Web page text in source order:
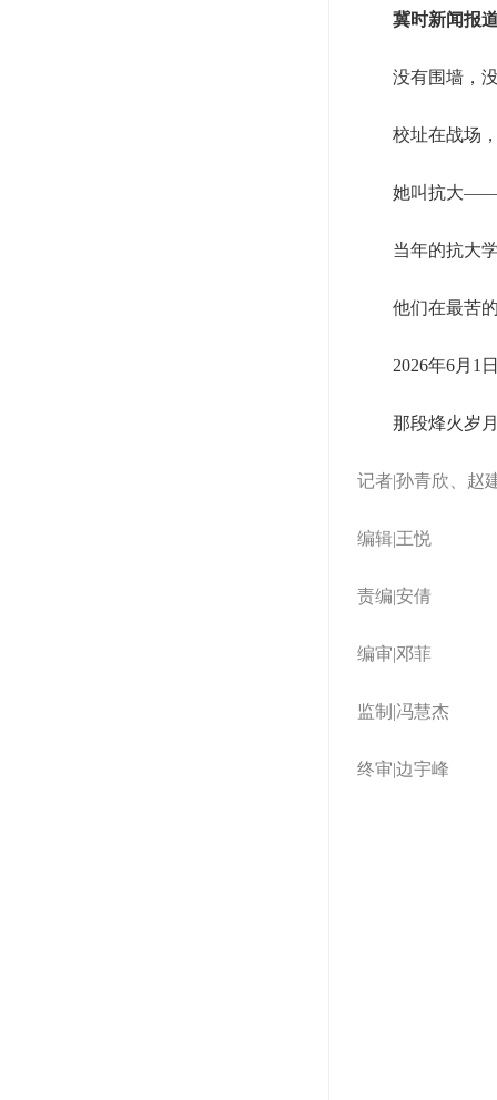
冀时新闻报
没有围墙，
校址在战场
她叫抗大——
当年的抗大
他们在最苦
2026年6月1
那段烽火岁
记者|孙青欣、赵
编辑|王悦
责编|安倩
编审|邓菲
监制|冯慧杰
终审|边宇峰